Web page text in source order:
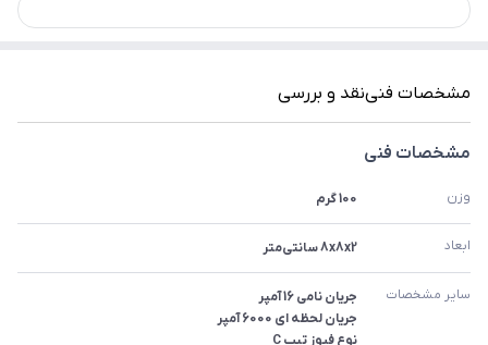
مشخصات فنینقد و بررسی
مشخصات فنی
وزن 100 گرم
ابعاد 8x8x2 سانتی‌متر
سایر مشخصات